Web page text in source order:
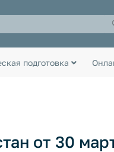
подготовка
от 30